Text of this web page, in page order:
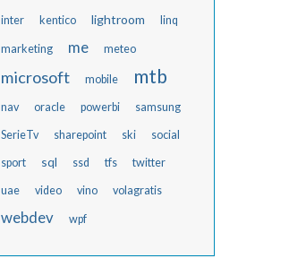
inter kentico lightroom linq
marketing me meteo
microsoft mobile mtb
nav oracle powerbi samsung
SerieTv sharepoint ski social
sport sql ssd tfs twitter
uae video vino volagratis
webdev wpf